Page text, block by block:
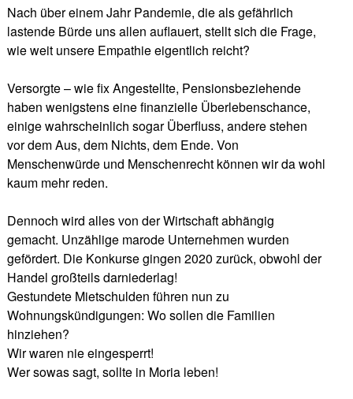
Nach über einem Jahr Pandemie, die als gefährlich
lastende Bürde uns allen auflauert, stellt sich die Frage,
wie weit unsere Empathie eigentlich reicht?
Versorgte – wie fix Angestellte, Pensionsbeziehende
haben wenigstens eine finanzielle Überlebenschance,
einige wahrscheinlich sogar Überfluss, andere stehen
vor dem Aus, dem Nichts, dem Ende. Von
Menschenwürde und Menschenrecht können wir da wohl
kaum mehr reden.
Dennoch wird alles von der Wirtschaft abhängig
gemacht. Unzählige marode Unternehmen wurden
gefördert. Die Konkurse gingen 2020 zurück, obwohl der
Handel großteils darniederlag!
Gestundete Mietschulden führen nun zu
Wohnungskündigungen: Wo sollen die Familien
hinziehen?
Wir waren nie eingesperrt!
Wer sowas sagt, sollte in Moria leben!